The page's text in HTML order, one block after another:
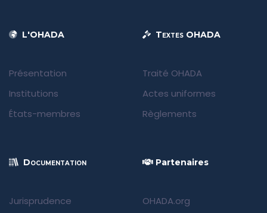
L'OHADA
Présentation
Institutions
États-membres
Textes OHADA
Traité OHADA
Actes uniformes
Règlements
Documentation
Jurisprudence
Partenaires
OHADA.org